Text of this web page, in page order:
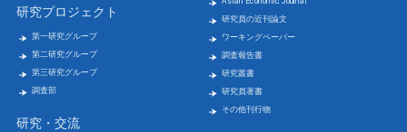
研究プロジェクト
第一研究グループ
第二研究グループ
第三研究グループ
調査部
研究・交流
研究員の近刊論文
ワーキングペーパー
調査報告書
研究叢書
研究員著書
その他刊行物